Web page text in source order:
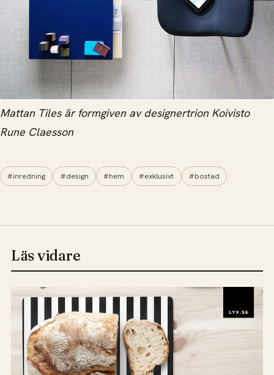
Mattan Tiles är formgiven av designertrion Koivisto
Rune Claesson
#inredning #design #hem #exklusivt #bostad
Läs vidare